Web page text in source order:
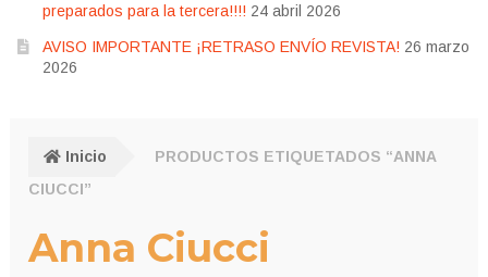
preparados para la tercera!!!! 24 abril 2026
AVISO IMPORTANTE ¡RETRASO ENVÍO REVISTA! 26 marzo
2026
Inicio
PRODUCTOS ETIQUETADOS “ANNA
CIUCCI”
Anna Ciucci